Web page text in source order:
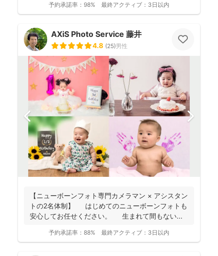
予約承諾率： 98% 最終アクティブ： 3日以内
AXiS Photo Service 藤井
4.8 (25)男性
【ニューボーンフォト専門カメラマン × アシスタン
トの2名体制】 はじめてのニューボーンフォトも
安心してお任せください。 生まれて間もない...
予約承諾率： 88% 最終アクティブ： 3日以内